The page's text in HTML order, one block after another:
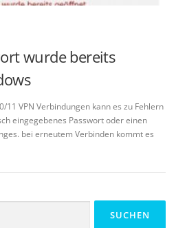
wurde bereits
11 VPN Verbindungen kann es zu Fehlern
eingegebenes Passwort oder einen
bei erneutem Verbinden kommt es